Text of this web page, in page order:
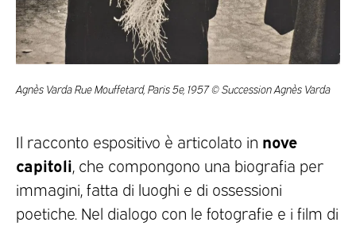
Agnès Varda Rue Mouffetard, Paris 5e, 1957 © Succession Agnès Varda
Il racconto espositivo è articolato in nove
capitoli , che compongono una biografia per
immagini, fatta di luoghi e di ossessioni
poetiche. Nel dialogo con le fotografie e i film di